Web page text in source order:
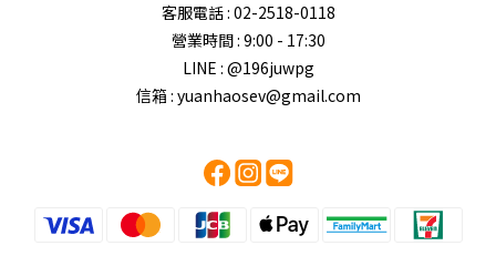
客服電話 : 02-2518-0118
營業時間 : 9:00 - 17:30
LINE : @196juwpg
信箱 : yuanhaosev@gmail.com